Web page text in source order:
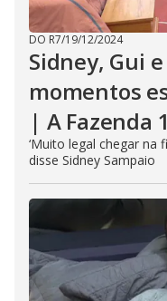
DO R7/19/12/2024
Sidney, Gui
momentos
| A Fazenda
‘Muito legal chegar na
disse Sidney Sampaio